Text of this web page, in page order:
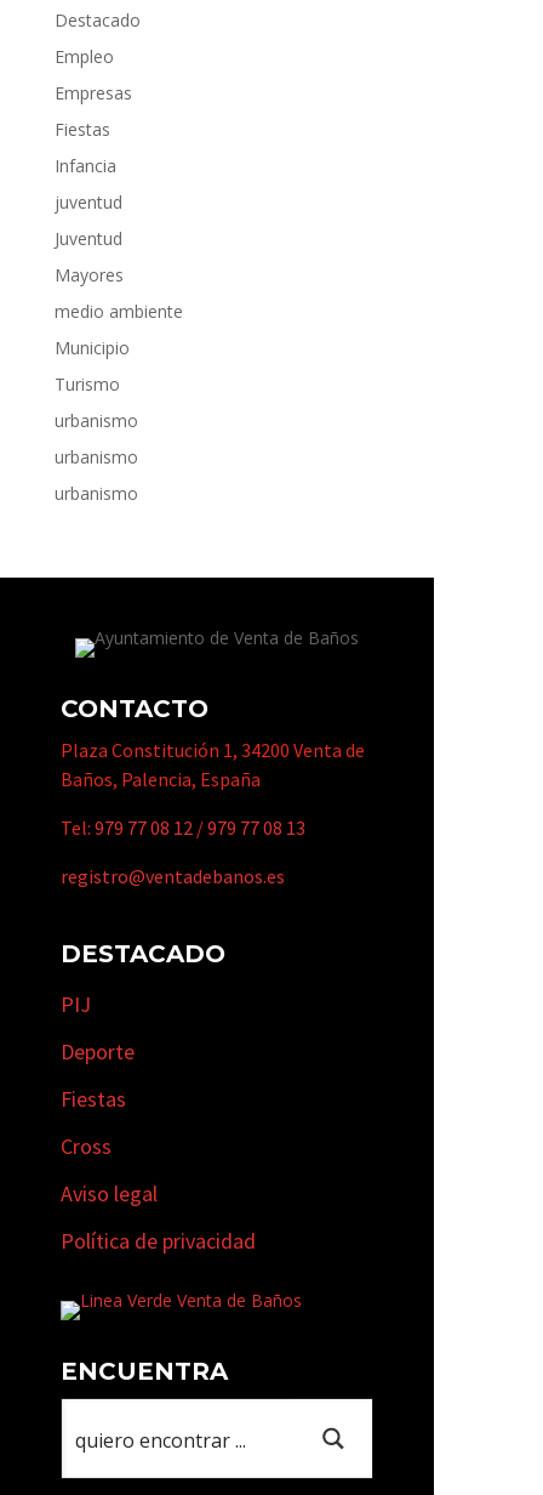
Destacado
Empleo
Empresas
Fiestas
Infancia
juventud
Juventud
Mayores
medio ambiente
Municipio
Turismo
urbanismo
urbanismo
urbanismo
CONTACTO
Plaza Constitución 1, 34200 Venta de
Baños, Palencia, España
Tel: 979 77 08 12 /979 77 08 13
registro@ventadebanos.es
DESTACADO
PIJ
Deporte
Fiestas
Cross
Aviso legal
Política de privacidad
ENCUENTRA